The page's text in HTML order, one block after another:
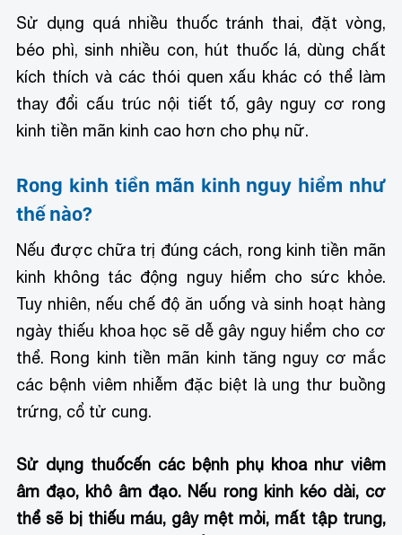
Sử dụng quá nhiều thuốc tránh thai, đặt vòng,
béo phì, sinh nhiều con, hút thuốc lá, dùng chất
kích thích và các thói quen xấu khác có thể làm
thay đổi cấu trúc nội tiết tố, gây nguy cơ rong
kinh tiền mãn kinh cao hơn cho phụ nữ.
Rong kinh tiền mãn kinh nguy hiểm như
thế nào?
Nếu được chữa trị đúng cách, rong kinh tiền mãn
kinh không tác động nguy hiểm cho sức khỏe.
Tuy nhiên, nếu chế độ ăn uống và sinh hoạt hàng
ngày thiếu khoa học sẽ dễ gây nguy hiểm cho cơ
thể. Rong kinh tiền mãn kinh tăng nguy cơ mắc
các bệnh viêm nhiễm đặc biệt là ung thư buồng
trứng, cổ tử cung.
Sử dụng thuốcến các bệnh phụ khoa như viêm
âm đạo, khô âm đạo. Nếu rong kinh kéo dài, cơ
thể sẽ bị thiếu máu, gây mệt mỏi, mất tập trung,